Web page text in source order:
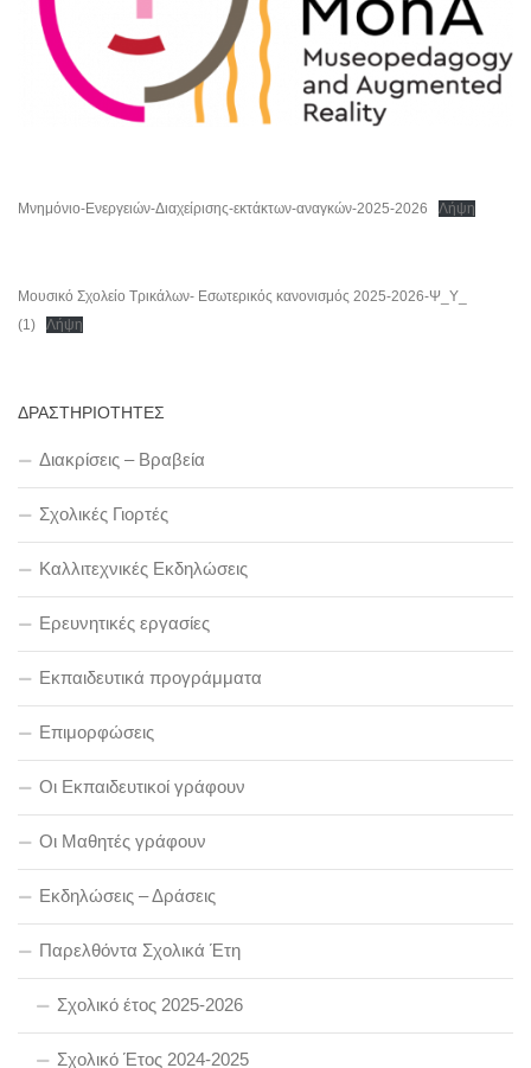
Μνημόνιο-Ενεργειών-Διαχείρισης-εκτάκτων-αναγκών-2025-2026 Λήψη
Μουσικό Σχολείο Τρικάλων- Εσωτερικός κανονισμός 2025-2026-Ψ_Υ_
(1)
Λήψη
ΔΡΑΣΤΗΡΙΟΤΗΤΕΣ
Διακρίσεις – Βραβεία
Σχολικές Γιορτές
Καλλιτεχνικές Εκδηλώσεις
Ερευνητικές εργασίες
Εκπαιδευτικά προγράμματα
Επιμορφώσεις
Οι Εκπαιδευτικοί γράφουν
Οι Μαθητές γράφουν
Εκδηλώσεις – Δράσεις
Παρελθόντα Σχολικά Έτη
Σχολικό έτος 2025-2026
Σχολικό Έτος 2024-2025